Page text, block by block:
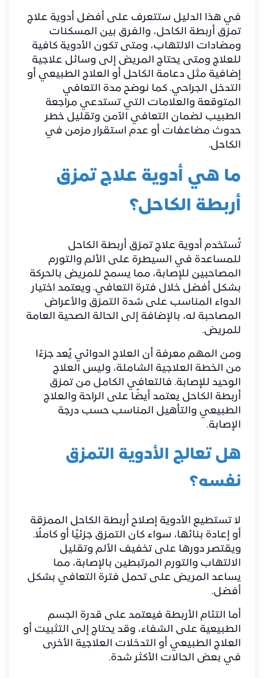
في هذا الدليل ستتعرف على أفضل أدوية علاج
تمزق أربطة الكاحل، والفرق بين المسكنات
ومضادات الالتهاب، ومتى تكون الأدوية كافية
للعلاج ومتى يحتاج المريض إلى وسائل علاجية
إضافية مثل دعامة الكاحل أو العلاج الطبيعي أو
التدخل الجراحي. كما نوضح مدة التعافي
المتوقعة والعلامات التي تستدعي مراجعة
الطبيب لضمان التعافي الآمن وتقليل خطر
حدوث مضاعفات أو عدم استقرار مزمن في
الكاحل.
ما هي أدوية علاج تمزق
أربطة الكاحل؟
تُستخدم أدوية علاج تمزق أربطة الكاحل
للمساعدة في السيطرة على الألم والتورم
المصاحبين للإصابة، مما يسمح للمريض بالحركة
بشكل أفضل خلال فترة التعافي. ويعتمد اختيار
الدواء المناسب على شدة التمزق والأعراض
المصاحبة له، بالإضافة إلى الحالة الصحية العامة
للمريض.
ومن المهم معرفة أن العلاج الدوائي يُعد جزءًا
من الخطة العلاجية الشاملة، وليس العلاج
الوحيد للإصابة. فالتعافي الكامل من تمزق
أربطة الكاحل يعتمد أيضًا على الراحة والعلاج
الطبيعي والتأهيل المناسب حسب درجة
الإصابة.
هل تعالج الأدوية التمزق
نفسه؟
لا تستطيع الأدوية إصلاح أربطة الكاحل الممزقة
أو إعادة بنائها، سواء كان التمزق جزئيًا أو كاملًا.
ويقتصر دورها على تخفيف الألم وتقليل
الالتهاب والتورم المرتبطين بالإصابة، مما
يساعد المريض على تحمل فترة التعافي بشكل
أفضل.
أما التئام الأربطة فيعتمد على قدرة الجسم
الطبيعية على الشفاء، وقد يحتاج إلى التثبيت أو
العلاج الطبيعي أو التدخلات العلاجية الأخرى
في بعض الحالات الأكثر شدة.